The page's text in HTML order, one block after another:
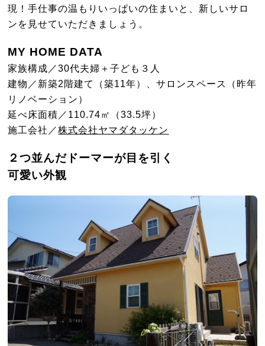
現！手仕事の温もりいっぱいの住まいと、新しいサロ
ンを見せていただきましょう。
MY HOME DATA
家族構成／30代夫婦＋子ども３人
建物／新築2 階建て（築11年）、サロンスペース（昨年
リノベーション）
延べ床面積／ 110.74㎡（33.5坪）
施工会社／株式会社ヤマダタッケン
２つ並んだドーマーが目を引く
可愛い外観